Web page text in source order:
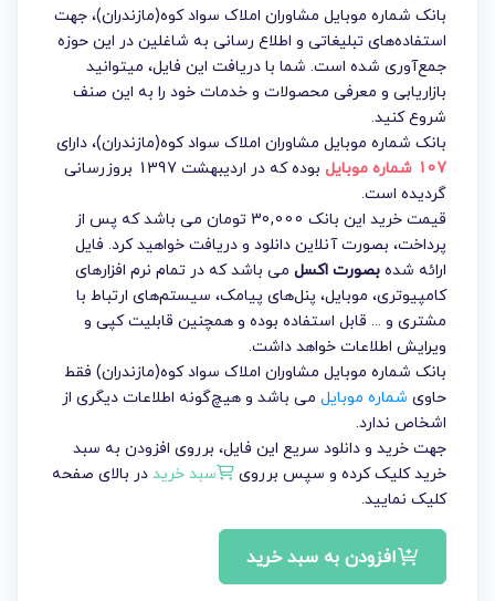
بانک شماره موبایل مشاوران املاک سواد کوه(مازندران)، جهت
استفاده‌های تبلیغاتی و اطلاع رسانی به شاغلین در این حوزه
جمع‌آوری شده است. شما با دریافت این فایل، میتوانید
بازاریابی و معرفی محصولات و خدمات خود را به این صنف
شروع کنید.
بانک شماره موبایل مشاوران املاک سواد کوه(مازندران)، دارای
107 شماره موبایل
بوده که در اردیبهشت 1397 بروزرسانی
گردیده است.
قیمت خرید این بانک 30,000 تومان می باشد که پس از
پرداخت، بصورت آنلاین دانلود و دریافت خواهید کرد. فایل
ارائه شدهبصورت اکسل می باشد که در تمام نرم افزارهای
کامپیوتری، موبایل، پنل‌های پیامک، سیستم‌های ارتباط با
مشتری و ... قابل استفاده بوده و همچنین قابلیت کپی و
ویرایش اطلاعات خواهد داشت.
بانک شماره موبایل مشاوران املاک سواد کوه(مازندران) فقط
حاوی شماره موبایل می باشد و هیچ‌گونه اطلاعات دیگری از
اشخاص ندارد.
جهت خرید و دانلود سریع این فایل، برروی افزودن به سبد
خرید کلیک کرده و سپس برروی
سبد خریددر بالای صفحه
کلیک نمایید.
افزودن به سبد خرید